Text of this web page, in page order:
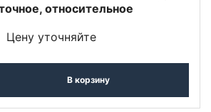
относительное
Цену уточняйте
В корзину